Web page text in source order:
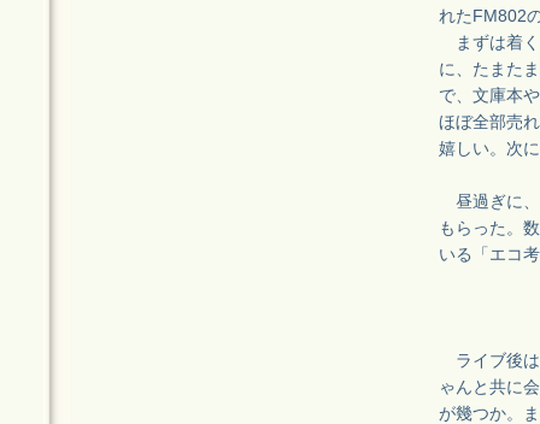
れたFM802
まずは着く
に、たまた
で、文庫本
ほぼ全部売
嬉しい。次
昼過ぎに、
もらった。
いる「エコ
ライブ後は
ゃんと共に
が幾つか。